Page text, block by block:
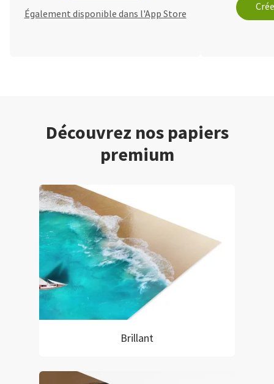
Également disponible dans l'App Store
Découvrez nos papiers
premium
Brillant